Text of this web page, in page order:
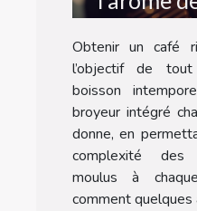
avec un
Obtenir un café
l’objectif de
boisson
broyeur intégré
donne, en
complexité des
moulus à
comment